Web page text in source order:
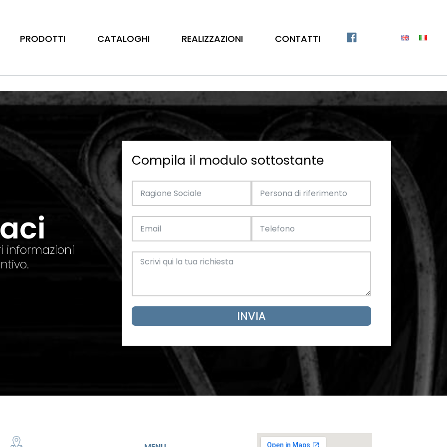
PRODOTTI CATALOGHI REALIZZAZIONI CONTATTI
Ottone
Tubo
Alluminio
Oggettistica e arredamento
Catalogo Illustrativo
SCARICA ORA
Catalogo
Acciaio
+39 0445 580865
+39 0445 580366
info@feba.it
informazioni
Compila il modulo sottostante
INVIA